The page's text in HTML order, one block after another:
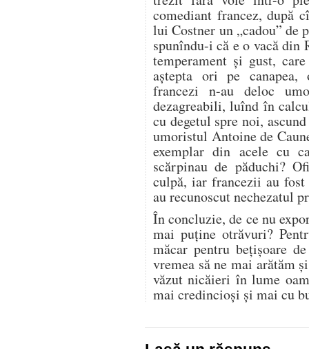
comediant francez, după
lui Costner un „cadou” de
spunîndu-i că e o vacă din
temperament şi gust,
aştepta ori pe
francezi n-au deloc
dezagreabili, luînd în
cu degetul spre noi,
umoristul Antoine de
exemplar din acele cu
scărpinau de păduchi?
culpă, iar francezii au
au recunoscut nechezatul
În concluzie, de ce nu
mai puţine otrăvuri?
măcar pentru beţişoare
vremea să ne mai arătăm
văzut nicăieri în lume
mai credincioşi şi mai cu